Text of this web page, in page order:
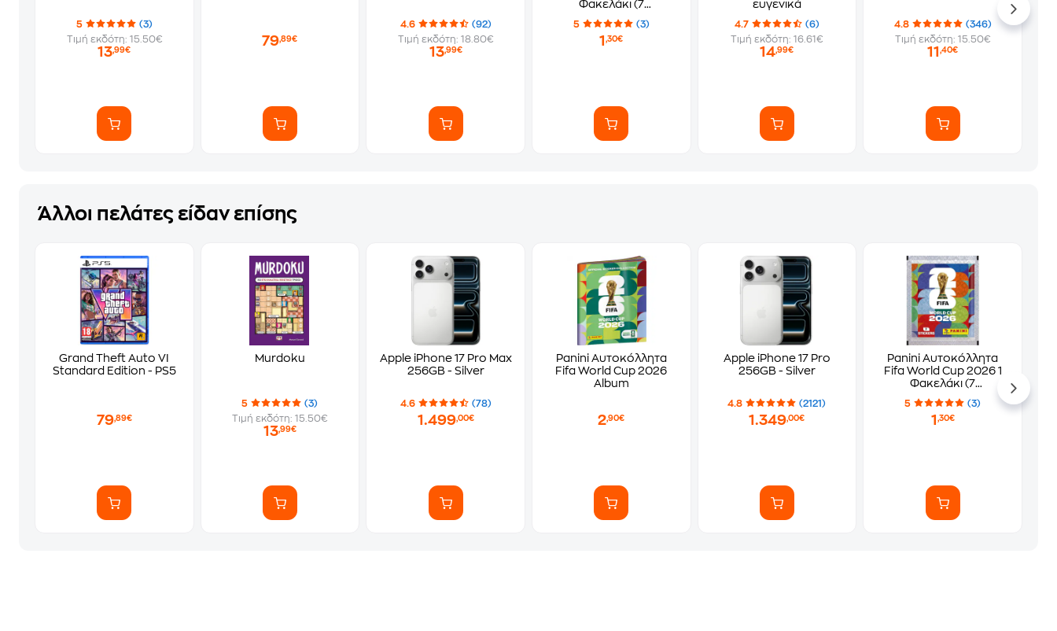
5
(3)
Τιμή εκδότη: 15.50€
13,99€
79,89€
4.6
(92)
Τιμή εκδότη: 18.80€
13,99€
Φακελάκι (7
Αυτοκόλλητα)
5 (3)
1,30€
ευγενικά
4.7
(6)
Τιμή εκδότη: 16.61€
14,99€
4.8
(346)
Τιμή εκδότη: 15.50€
11,40€
Άλλοι πελάτες είδαν επίσης
Grand Theft Auto VI
Standard Edition - PS5
79,89€
Murdoku
5
(3)
Τιμή εκδότη: 15.50€
13,99€
Apple iPhone 17 Pro Max
256GB - Silver
4.6 (78)
1.499,00€
Panini Αυτοκόλλητα
Fifa World Cup 2026
Album
2,90€
Apple iPhone 17 Pro
256GB - Silver
4.8 (2121)
1.349,00€
Panini Αυτοκόλλητα
Fifa World Cup 2026 1
Φακελάκι (7
Αυτοκόλλητα)
5 (3)
1 ,30€